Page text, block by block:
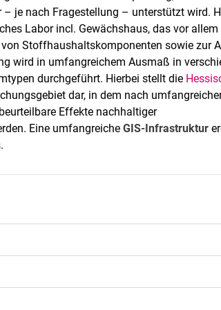
je nach Fragestellung – unterstützt wird.
Labor incl. Gewächshaus, das vor
Stoffhaushaltskomponenten sowie zur
wird in umfangreichem Ausmaß in
durchgeführt. Hierbei stellt die
dar, in dem nach
Effekte nachhaltiger
Eine umfangreicheGIS-Infrastruktur